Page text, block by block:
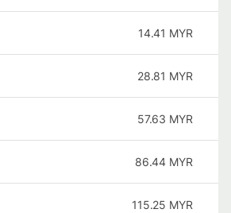
14.41 MYR
28.81 MYR
57.63 MYR
86.44 MYR
115.25 MYR